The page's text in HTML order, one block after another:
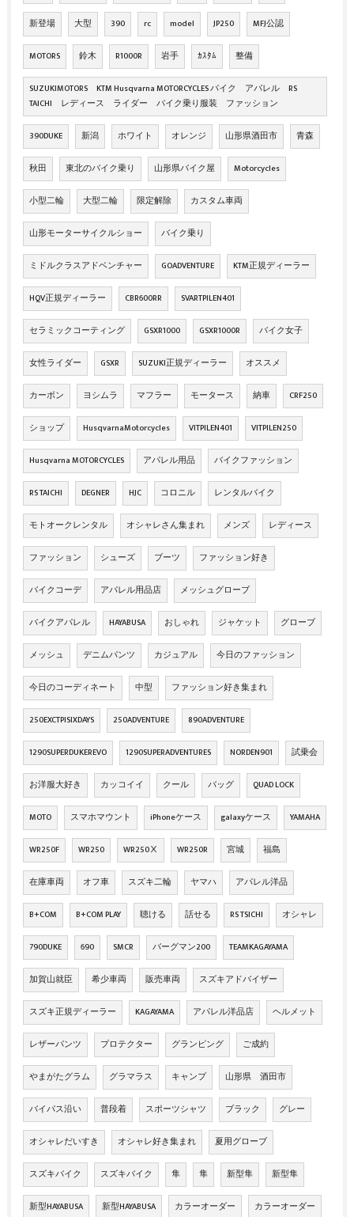
新登場 大型 390 rc model JP250 MFJ公認
MOTORS 鈴木 R1000R 岩手 ｶｽﾀﾑ 整備
SUZUKIMOTORS KTM Husqvarna MOTORCYCLES バイク アパレル RS
TAICHI レディース ライダー バイク乗り服装 ファッション
390DUKE 新潟 ホワイト オレンジ 山形県酒田市 青森
秋田 東北のバイク乗り 山形県バイク屋 Motorcycles
小型二輪 大型二輪 限定解除 カスタム車両
山形モーターサイクルショー バイク乗り
ミドルクラスアドベンチャー GOADVENTURE KTM正規ディーラー
HQV正規ディーラー CBR600RR SVARTPILEN401
セラミックコーティング GSXR1000 GSXR1000R バイク女子
女性ライダー GSXR SUZUKI正規ディーラー オススメ
カーボン ヨシムラ マフラー モータース 納車 CRF250
ショップ HusqvarnaMotorcycles VITPILEN401 VITPILEN250
Husqvarna MOTORCYCLES アパレル用品 バイクファッション
RS TAICHI DEGNER HJC コロニル レンタルバイク
モトオークレンタル オシャレさん集まれ メンズ レディース
ファッション シューズ ブーツ ファッション好き
バイクコーデ アパレル用品店 メッシュグローブ
バイクアパレル HAYABUSA おしゃれ ジャケット グローブ
メッシュ デニムパンツ カジュアル 今日のファッション
今日のコーディネート 中型 ファッション好き集まれ
250EXCTPISIXDAYS 250ADVENTURE 890ADVENTURE
1290SUPERDUKEREVO 1290SUPERADVENTURES NORDEN901 試乗会
お洋服大好き カッコイイ クール バッグ QUAD LOCK
MOTO スマホマウント iPhoneケース galaxyケース YAMAHA
WR250F WR250 WR250Ⅹ WR250R 宮城 福島
在庫車両 オフ車 スズキ二輪 ヤマハ アパレル洋品
B+COM B+COM PLAY 聴ける 話せる RS TSICHI オシャレ
790DUKE 690 SMCR バーグマン200 TEAMKAGAYAMA
加賀山就臣 希少車両 販売車両 スズキアドバイザー
スズキ正規ディーラー KAGAYAMA アパレル洋品店 ヘルメット
レザーパンツ プロテクター グランピング ご成約
やまがたグラム グラマラス キャンプ 山形県 酒田市
バイパス沿い 普段着 スポーツシャツ ブラック グレー
オシャレだいすき オシャレ好き集まれ 夏用グローブ
スズキバイク スズキバイク 隼 隼 新型隼 新型隼
新型HAYABUSA 新型HAYABUSA カラーオーダー カラーオーダー